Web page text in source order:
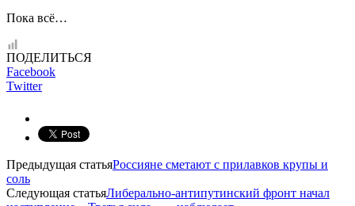
Пока всё…
ПОДЕЛИТЬСЯ
Facebook
Twitter
Предыдущая статьяРоссияне сметают с прилавков крупы и
соль
Следующая статьяЛиберально-антипутинский фронт начал